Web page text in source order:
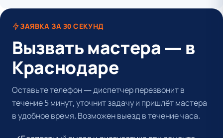
ЗАЯВКА ЗА 30 СЕКУНД
Вызвать мастера — в
Краснодаре
Оставьте телефон — диспетчер перезвонит в
течение 5 минут, уточнит задачу и пришлёт мастера
в удобное время. Возможен выезд в течение часа.